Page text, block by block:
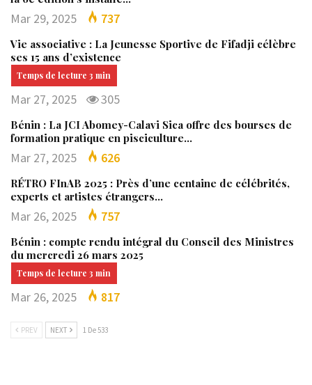
Mar 29, 2025 737
Vie associative : La Jeunesse Sportive de Fifadji célèbre
ses 15 ans d’existence
Mar 27, 2025 305
Bénin : La JCI Abomey-Calavi Sica offre des bourses de
formation pratique en pisciculture…
Mar 27, 2025 626
RÉTRO FInAB 2025 : Près d’une centaine de célébrités,
experts et artistes étrangers…
Mar 26, 2025 757
Bénin : compte rendu intégral du Conseil des Ministres
du mercredi 26 mars 2025
Mar 26, 2025 817
PREV NEXT 1 De 533